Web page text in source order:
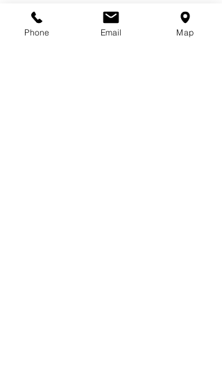
성이 줄어 안전성을 개선할 것으로 기대
하고 있으며, 항체 작용기능을 매개로 한
Phone Email Map